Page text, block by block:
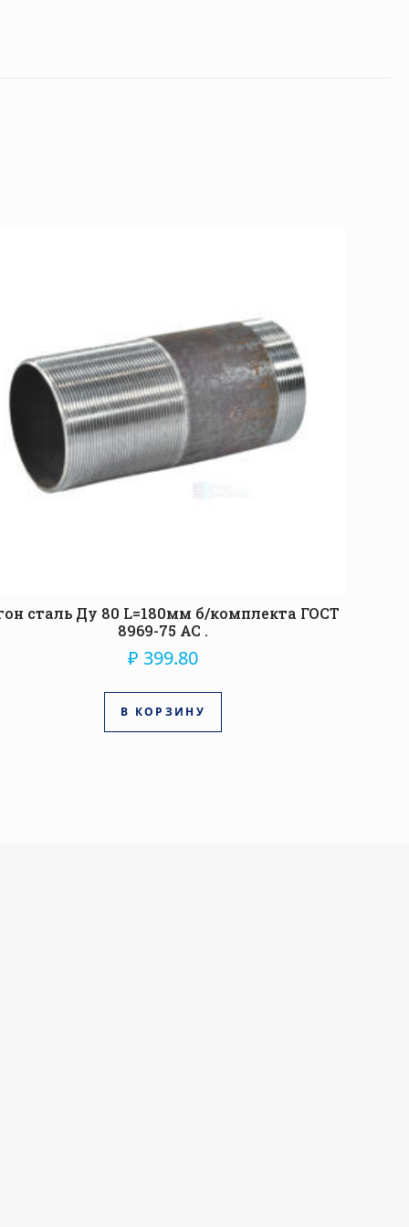
сталь Ду 80 L=180мм б/комплекта ГОСТ
8969-75 АС .
₽ 399.80
В КОРЗИНУ